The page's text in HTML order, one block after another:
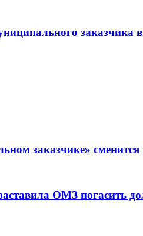
заказчика
заказчике» сменится
ОМЗ погасить